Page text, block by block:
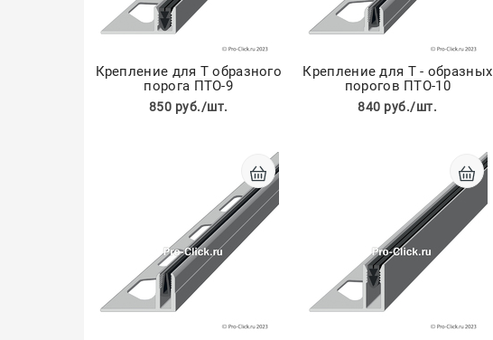
Крепление для Т образного
порога ПТО-9
850 руб./шт.
Крепление для Т - образных
порогов ПТО-10
840 руб./шт.